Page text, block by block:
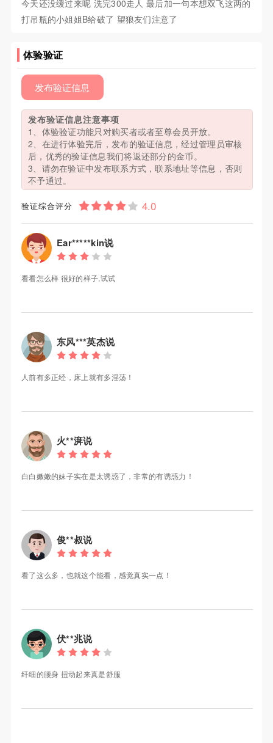
今天还没缓过来呢 洗完300走人 最后加一句本想双飞这两的
打吊瓶的小姐姐B给破了 望狼友们注意了
体验验证
发布验证信息
发布验证信息注意事项
1、体验验证功能只对购买者或者至尊会员开放。
2、在进行体验完后，发布的验证信息，经过管理员审核
后，优秀的验证信息我们将返还部分的金币。
3、请勿在验证中发布联系方式，联系地址等信息，否则
不予通过。
验证综合评分
Ear*****kin说
看看怎么样 很好的样子,试试
东风***英杰说
人前有多正经，床上就有多淫荡！
火**湃说
白白嫩嫩的妹子实在是太诱惑了，非常的有诱惑力！
俊**叔说
看了这么多，也就这个能看，感觉真实一点！
伏**兆说
纤细的腰身 扭动起来真是舒服